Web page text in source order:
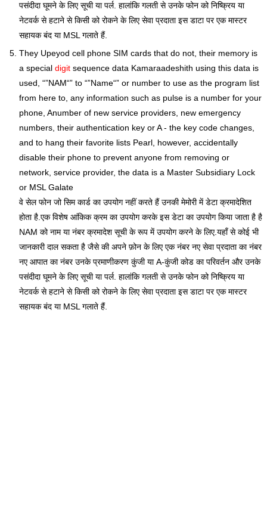
पसंदीदा घूमने के लिए सूची या पर्ल. हालांकि गलती से उनके फोन को निष्क्रिय या
नेटवर्क से हटाने से किसी को रोकने के लिए सेवा प्रदाता इस डाटा पर एक मास्टर
सहायक बंद या MSL गलाते हैं.
They Upeyod cell phone SIM cards that do not, their memory is
a special digit sequence data Kamaraadeshith using this data is
used, “”NAM“” to “”Name“” or number to use as the program list
from here to, any information such as pulse is a number for your
phone, Anumber of new service providers, new emergency
numbers, their authentication key or A - the key code changes,
and to hang their favorite lists Pearl, however, accidentally
disable their phone to prevent anyone from removing or
network, service provider, the data is a Master Subsidiary Lock
or MSL Galate
वे सेल फोन जो सिम कार्ड का उपयोग नहीं करते हैं उनकी मेमोरी में डेटा क्रमादेशित
होता है.एक विशेष आंकिक क्रम का उपयोग करके इस डेटा का उपयोग किया जाता है है
NAM को नाम या नंबर क्रमादेश सूची के रूप में उपयोग करने के लिए.यहाँ से कोई भी
जानकारी दाल सकता है जैसे की अपने फ़ोन के लिए एक नंबर नए सेवा प्रदाता का नंबर
नए आपात का नंबर उनके प्रमाणीकरण कुंजी या A-कुंजी कोड का परिवर्तन और उनके
पसंदीदा घूमने के लिए सूची या पर्ल. हालांकि गलती से उनके फोन को निष्क्रिय या
नेटवर्क से हटाने से किसी को रोकने के लिए सेवा प्रदाता इस डाटा पर एक मास्टर
सहायक बंद या MSL गलाते हैं.